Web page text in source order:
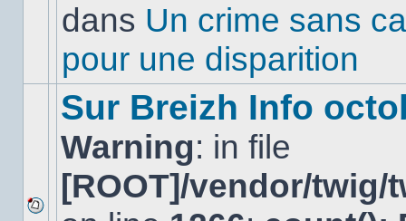
sujet.
dans Un crime sans
pour une disparition
Sur Breizh Info
Warning: in file
[ROOT]/vendor/